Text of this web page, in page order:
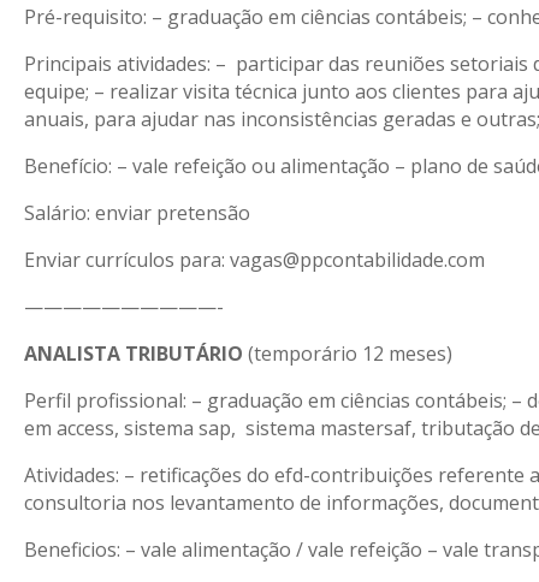
Pré-requisito: – graduação em ciências contábeis; –
Principais atividades: – participar das reuniões
equipe; – realizar visita técnica junto aos clientes para
anuais, para ajudar nas inconsistências geradas e outras;
Benefício: – vale refeição ou alimentação – plano de
Salário: enviar pretensão
Enviar currículos para: vagas@ppcontabilidade.com
——————————-
ANALISTA TRIBUTÁRIO (temporário 12 meses)
Perfil profissional: – graduação em ciências contábeis;
em access, sistema sap, sistema mastersaf, tributação
Atividades: – retificações do efd-contribuições referente
consultoria nos levantamento de informações,
Beneficios: – vale alimentação / vale refeição – vale